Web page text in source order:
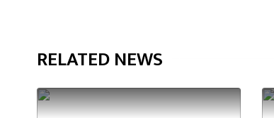
RELATED NEWS